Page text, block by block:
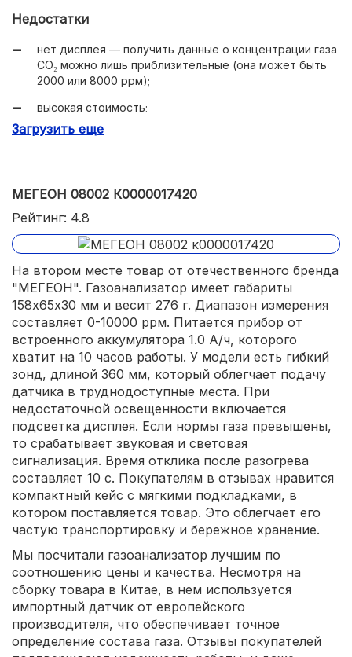
Недостатки
нет дисплея — получить данные о концентрации газа
СО₂ можно лишь приблизительные (она может быть
2000 или 8000 ррм);
высокая стоимость;
сравнительно крупный корпус;
Загрузить еще
МЕГЕОН 08002 К0000017420
Рейтинг: 4.8
На втором месте товар от отечественного бренда
"МЕГЕОН". Газоанализатор имеет габариты
158х65х30 мм и весит 276 г. Диапазон измерения
составляет 0-10000 ррм. Питается прибор от
встроенного аккумулятора 1.0 А/ч, которого
хватит на 10 часов работы. У модели есть гибкий
зонд, длиной 360 мм, который облегчает подачу
датчика в труднодоступные места. При
недостаточной освещенности включается
подсветка дисплея. Если нормы газа превышены,
то срабатывает звуковая и световая
сигнализация. Время отклика после разогрева
составляет 10 с. Покупателям в отзывах нравится
компактный кейс с мягкими подкладками, в
котором поставляется товар. Это облегчает его
частую транспортировку и бережное хранение.
Мы посчитали газоанализатор лучшим по
соотношению цены и качества. Несмотря на
сборку товара в Китае, в нем используется
импортный датчик от европейского
производителя, что обеспечивает точное
определение состава газа. Отзывы покупателей